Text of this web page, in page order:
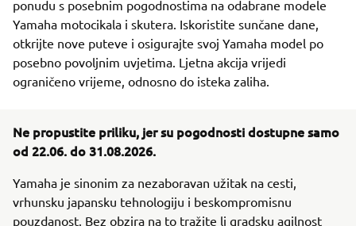
ponudu s posebnim pogodnostima na odabrane modele
Yamaha motocikala i skutera. Iskoristite sunčane dane,
otkrijte nove puteve i osigurajte svoj Yamaha model po
posebno povoljnim uvjetima. Ljetna akcija vrijedi
ograničeno vrijeme, odnosno do isteka zaliha.
Ne propustite priliku, jer su pogodnosti dostupne samo
od 22.06. do 31.08.2026.
Yamaha je sinonim za nezaboravan užitak na cesti,
vrhunsku japansku tehnologiju i beskompromisnu
pouzdanost. Bez obzira na to tražite li gradsku agilnost